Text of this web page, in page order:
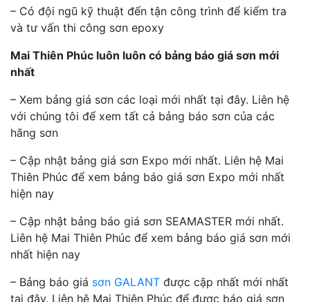
– Có đội ngũ kỹ thuật đến tận công trình để kiểm tra
và tư vấn thi công sơn epoxy
Mai Thiên Phúc luôn luôn có bảng báo giá sơn mới
nhất
– Xem bảng giá sơn các loại mới nhất tại đây. Liên hệ
với chúng tôi để xem tất cả bảng báo sơn của các
hãng sơn
– Cập nhật bảng giá sơn Expo mới nhất. Liên hệ Mai
Thiên Phúc để xem bảng báo giá sơn Expo mới nhất
hiện nay
– Cập nhật bảng báo giá sơn SEAMASTER mới nhất.
Liên hệ Mai Thiên Phúc để xem bảng báo giá sơn mới
nhất hiện nay
– Bảng báo giá sơn GALANT được cập nhất mới nhất
tại đây. Liên hệ Mai Thiên Phúc để được báo giá sơn